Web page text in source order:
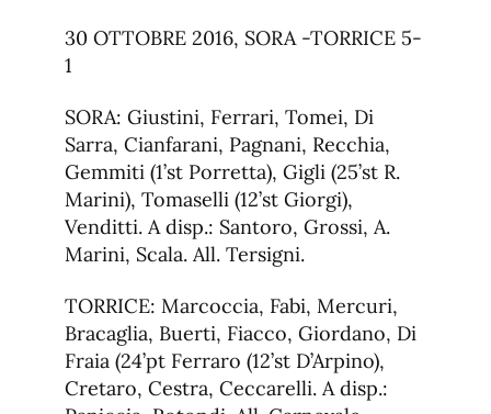
30 OTTOBRE 2016, SORA -TORRICE 5-
1
SORA: Giustini, Ferrari, Tomei, Di
Sarra, Cianfarani, Pagnani, Recchia,
Gemmiti (1’st Porretta), Gigli (25’st R.
Marini), Tomaselli (12’st Giorgi),
Venditti. A disp.: Santoro, Grossi, A.
Marini, Scala. All. Tersigni.
TORRICE: Marcoccia, Fabi, Mercuri,
Bracaglia, Buerti, Fiacco, Giordano, Di
Fraia (24’pt Ferraro (12’st D’Arpino),
Cretaro, Cestra, Ceccarelli. A disp.: